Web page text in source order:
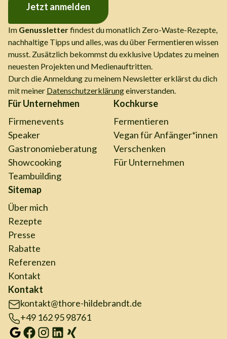
Jetzt anmelden
Im Genussletterfindest du monatlich Zero-Waste-Rezepte,
nachhaltige Tipps und alles, was du über Fermentieren wissen
musst. Zusätzlich bekommst du exklusive Updates zu meinen
neuesten Projekten und Medienauftritten.
Durch die Anmeldung zu meinem Newsletter erklärst du dich
mit meiner Datenschutzerklärungeinverstanden.
Für Unternehmen
Firmenevents
Speaker
Gastronomieberatung
Showcooking
Teambuilding
Kochkurse
Fermentieren
Vegan für Anfänger*innen
Verschenken
Für Unternehmen
Sitemap
Über mich
Rezepte
Presse
Rabatte
Referenzen
Kontakt
Kontakt
kontakt@thore-hildebrandt.de
+49 162 95 98761